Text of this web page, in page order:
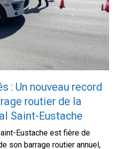
: Un nouveau record
routier de la
Saint-Eustache
Eustache est fière de
son barrage routier annuel,